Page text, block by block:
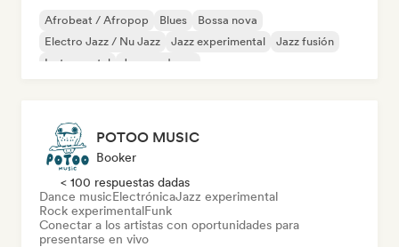
Afrobeat / Afropop Blues
Bossa nova
Electro Jazz / Nu Jazz
Jazz experimental
Jazz fusión
Instrumental
Jazz moderno
POTOO MUSIC
Booker
< 100 respuestas dadas
Dance musicElectrónicaJazz experimental
Rock experimentalFunk
Conectar a los artistas con oportunidades para
presentarse en vivo